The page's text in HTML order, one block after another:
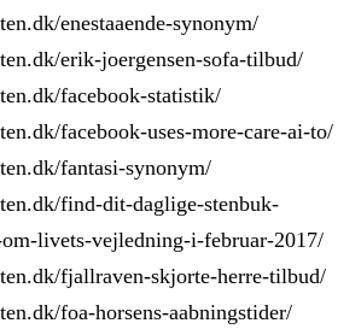
enestaaende-synonym/
erik-joergensen-sofa-tilbud/
facebook-statistik/
facebook-uses-more-care-ai-to/
fantasi-synonym/
find-dit-daglige-stenbuk-
livets-vejledning-i-februar-2017/
fjallraven-skjorte-herre-tilbud/
foa-horsens-aabningstider/